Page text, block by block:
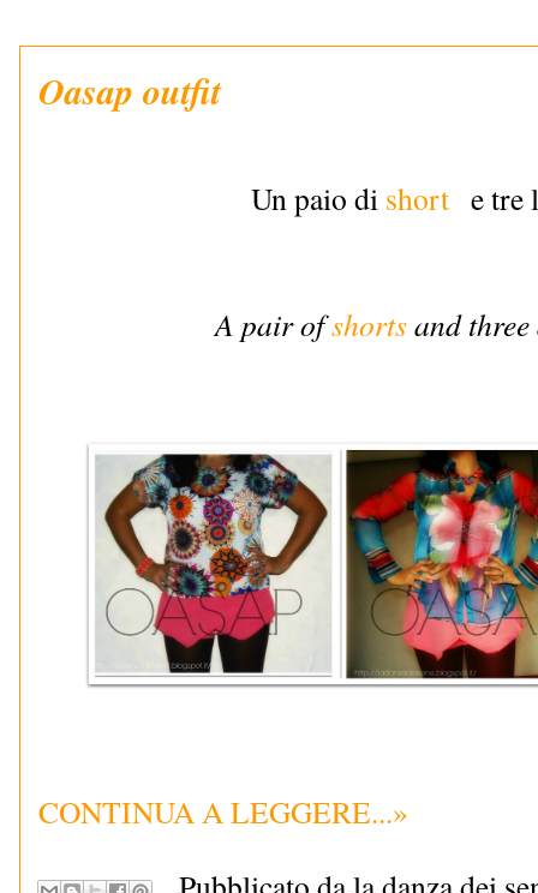
Oasap outfit
Un paio di short e tre
A pair ofshortsand
CONTINUA A LEGGERE...»